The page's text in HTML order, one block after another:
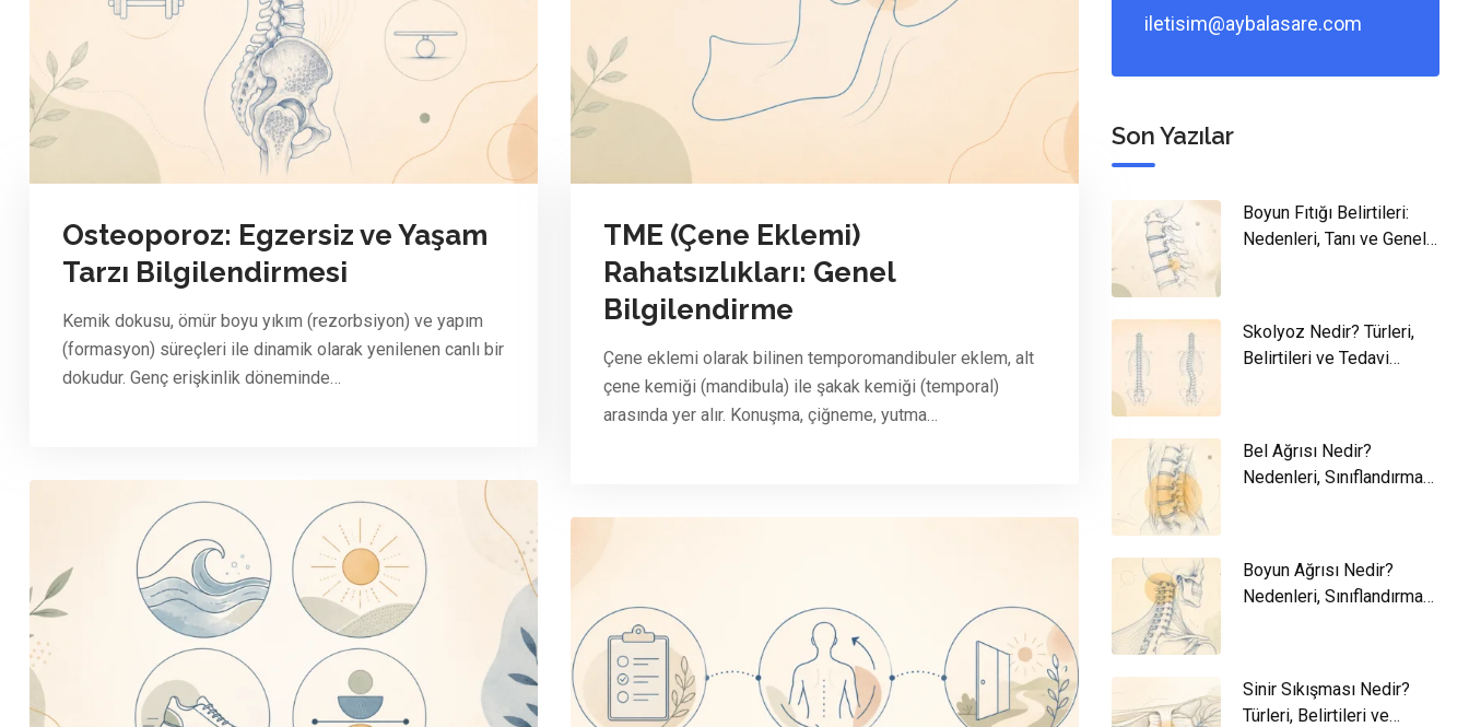
Osteoporoz: Egzersiz ve Yaşam
Tarzı Bilgilendirmesi
Kemik dokusu, ömür boyu yıkım (rezorbsiyon) ve yapım
(formasyon) süreçleri ile dinamik olarak yenilenen canlı bir
dokudur. Genç erişkinlik döneminde…
TME (Çene Eklemi)
Rahatsızlıkları: Genel
Bilgilendirme
Çene eklemi olarak bilinen temporomandibuler eklem, alt
çene kemiği (mandibula) ile şakak kemiği (temporal)
arasında yer alır. Konuşma, çiğneme, yutma…
iletisim@aybalasare.com
Son Yazılar
Boyun Fıtığı Belirtileri:
Nedenleri, Tanı ve Genel
Skolyoz Nedir? Türleri,
Belirtileri ve Tedavi
Bel Ağrısı Nedir?
Nedenleri, Sınıflandırması
Boyun Ağrısı Nedir?
Nedenleri, Sınıflandırma
Sinir Sıkışması Nedir?
Türleri, Belirtileri ve